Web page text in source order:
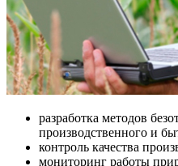
разработка методов
производственного и
контроль качества
мониторинг работы